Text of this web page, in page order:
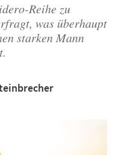
Reihe zu
was überhaupt
starken Mann